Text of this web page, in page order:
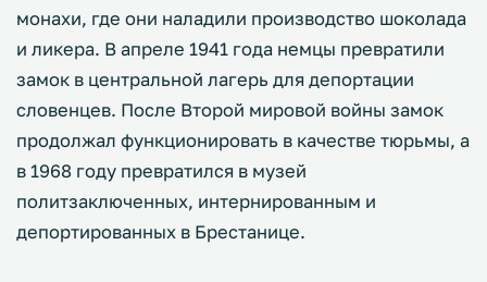
монахи, где они наладили производство шоколада
и ликера. В апреле 1941 года немцы превратили
замок в центральной лагерь для депортации
словенцев. После Второй мировой войны замок
продолжал функционировать в качестве тюрьмы, а
в 1968 году превратился в музей
политзаключенных, интернированным и
депортированных в Брестанице.